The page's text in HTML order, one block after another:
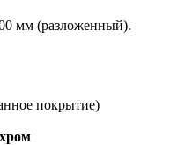
мм (разложенный).
покрытие)